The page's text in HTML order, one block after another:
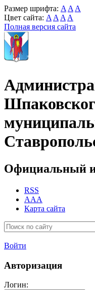
Размер шрифта: A A A
Цвет сайта: A A A A
Полная версия сайта
Официальный
RSS
AAA
Карта сайта
Войти
Авторизация
Логин: